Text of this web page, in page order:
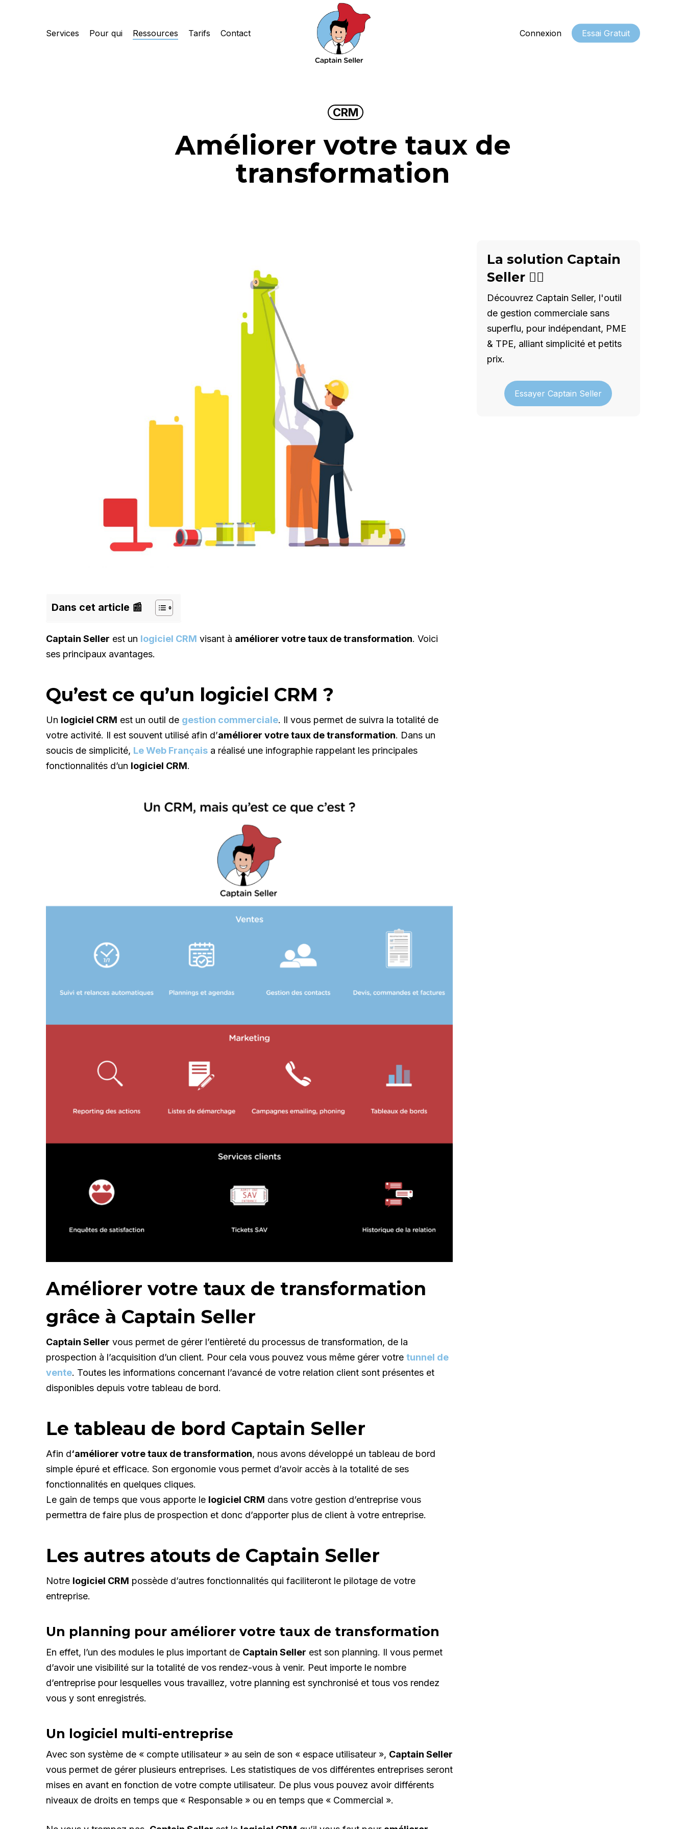
Services Pour qui Ressources Tarifs Contact Connexion Essai Gratuit
CRM
Améliorer votre taux de
transformation
Dans cet article 📰
Captain Seller est un logiciel CRM visant à améliorer votre taux de transformation. Voici
ses principaux avantages.
Qu’est ce qu’un logiciel CRM ?
Un logiciel CRM est un outil de gestion commerciale. Il vous permet de suivra la totalité de
votre activité. Il est souvent utilisé afin d’améliorer votre taux de transformation. Dans un
soucis de simplicité, Le Web Français a réalisé une infographie rappelant les principales
fonctionnalités d’un logiciel CRM.
Améliorer votre taux de transformation
grâce à Captain Seller
Captain Seller vous permet de gérer l’entièreté du processus de transformation, de la
prospection à l’acquisition d’un client. Pour cela vous pouvez vous même gérer votre tunnel de
vente. Toutes les informations concernant l’avancé de votre relation client sont présentes et
disponibles depuis votre tableau de bord.
Le tableau de bord Captain Seller
Afin d‘améliorer votre taux de transformation, nous avons développé un tableau de bord
simple épuré et efficace. Son ergonomie vous permet d’avoir accès à la totalité de ses
fonctionnalités en quelques cliques.
Le gain de temps que vous apporte le logiciel CRM dans votre gestion d’entreprise vous
permettra de faire plus de prospection et donc d’apporter plus de client à votre entreprise.
Les autres atouts de Captain Seller
Notre logiciel CRM possède d’autres fonctionnalités qui faciliteront le pilotage de votre
entreprise.
Un planning pour améliorer votre taux de transformation
En effet, l’un des modules le plus important de Captain Seller est son planning. Il vous permet
d’avoir une visibilité sur la totalité de vos rendez-vous à venir. Peut importe le nombre
d’entreprise pour lesquelles vous travaillez, votre planning est synchronisé et tous vos rendez
vous y sont enregistrés.
Un logiciel multi-entreprise
Avec son système de « compte utilisateur » au sein de son « espace utilisateur », Captain Seller
vous permet de gérer plusieurs entreprises. Les statistiques de vos différentes entreprises seront
mises en avant en fonction de votre compte utilisateur. De plus vous pouvez avoir différents
niveaux de droits en temps que « Responsable » ou en temps que « Commercial ».
La solution Captain
Seller 🦸‍♂️
Découvrez Captain Seller, l'outil
de gestion commerciale sans
superflu, pour indépendant, PME
& TPE, alliant simplicité et petits
prix.
Essayer Captain Seller